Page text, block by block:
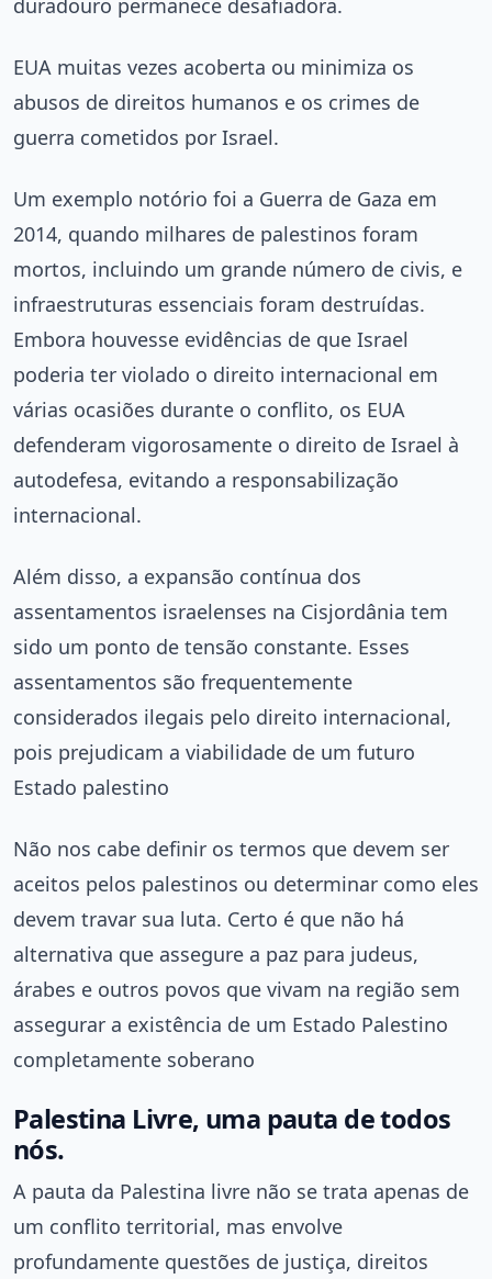
EUA muitas vezes acoberta ou minimiza os
abusos de direitos humanos e os crimes de
guerra cometidos por Israel.
Um exemplo notório foi a Guerra de Gaza em
2014, quando milhares de palestinos foram
mortos, incluindo um grande número de civis, e
infraestruturas essenciais foram destruídas.
Embora houvesse evidências de que Israel
poderia ter violado o direito internacional em
várias ocasiões durante o conflito, os EUA
defenderam vigorosamente o direito de Israel à
autodefesa, evitando a responsabilização
internacional.
Além disso, a expansão contínua dos
assentamentos israelenses na Cisjordânia tem
sido um ponto de tensão constante. Esses
assentamentos são frequentemente
considerados ilegais pelo direito internacional,
pois prejudicam a viabilidade de um futuro
Estado palestino
Não nos cabe definir os termos que devem ser
aceitos pelos palestinos ou determinar como eles
devem travar sua luta. Certo é que não há
alternativa que assegure a paz para judeus,
árabes e outros povos que vivam na região sem
assegurar a existência de um Estado Palestino
completamente soberano
Palestina Livre, uma pauta de todos
nós.
A pauta da Palestina livre não se trata apenas de
um conflito territorial, mas envolve
profundamente questões de justiça, direitos